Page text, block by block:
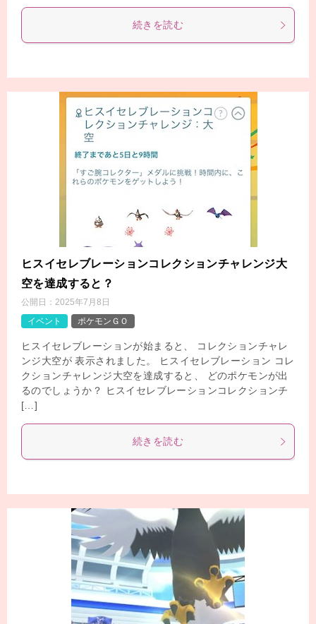
続きを読む
ヒスイセレブレーションコレクションチャレンジ大
空を達成すると？
公開日： 2025年7月8日
イベント
ポケモンＧＯ
ヒスイセレブレーションが始まると、 コレクションチャレ
ンジ大空が 表示されました。 ヒスイセレブレーション コレ
クションチャレンジ大空を達成すると、 どのポケモンが出
るのでしょうか？ ヒスイセレブレーションコレクションチ
[…]
続きを読む